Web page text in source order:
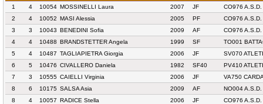
1 4 10054 MOSSINELLI Laura 2007 JF
CO976 A.S.D.
2
4 10052 MASI Alessia 2005 PF
CO976 A.S.D.
3
3 10043 BENEDINI Sofia 2009 AF
CO976 A.S.D.
4
4 10488 BRANDSTETTER Angela 1999 SF
TO001
5
4 10487 TAGLIAPIETRA Giorgia 2006 JF
SV070
6
5 10476 CIVALLERO Daniela 1982 SF40
PV410
7
3 10555 CAIELLI Virginia 2006 JF
VA750
8
6 10175 SALSA Asia 2009 AF
NO004
8
4 10057 RADICE Stella 2006 JF
CO976 A.S.D.